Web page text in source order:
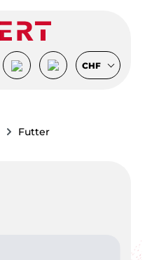
CHF
Futter